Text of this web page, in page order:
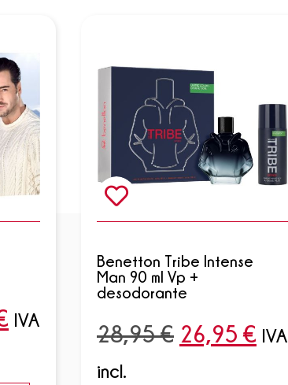
IVA
Benetton Tribe Intense
Man 90 ml Vp +
desodorante
28,95€ 26,95€ IVA
incl.